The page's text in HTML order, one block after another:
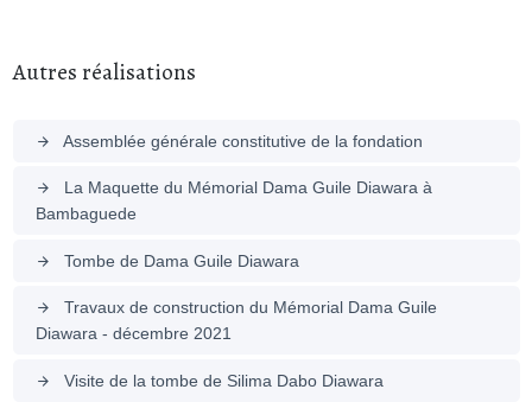
Autres réalisations
arrow_forward Assemblée générale constitutive de la fondation
arrow_forward
La Maquette du Mémorial Dama Guile Diawara à
Bambaguede
arrow_forward Tombe de Dama Guile Diawara
arrow_forward
Travaux de construction du Mémorial Dama Guile
Diawara - décembre 2021
arrow_forward Visite de la tombe de Silima Dabo Diawara